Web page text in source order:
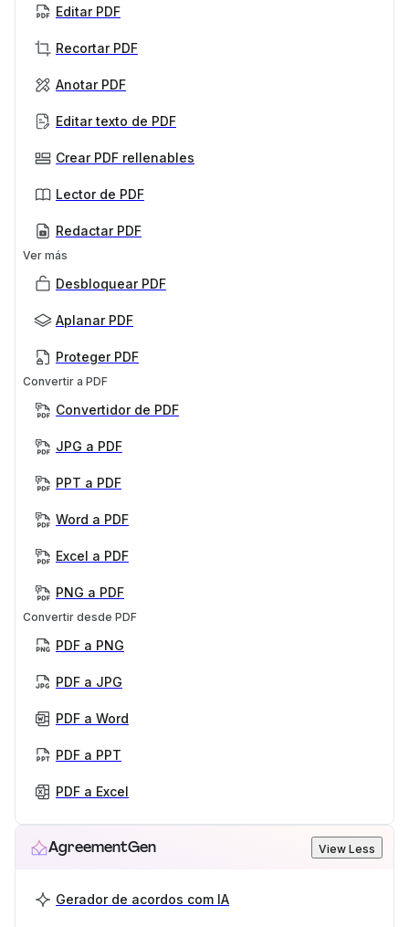
Editar PDF
Recortar PDF
Anotar PDF
Editar texto de PDF
Crear PDF rellenables
Lector de PDF
Redactar PDF
Ver más
Desbloquear PDF
Aplanar PDF
Proteger PDF
Convertir a PDF
Convertidor de PDF
JPG a PDF
PPT a PDF
Word a PDF
Excel a PDF
PNG a PDF
Convertir desde PDF
PDF a PNG
PDF a JPG
PDF a Word
PDF a PPT
PDF a Excel
AgreementGen View Less
Gerador de acordos com IA